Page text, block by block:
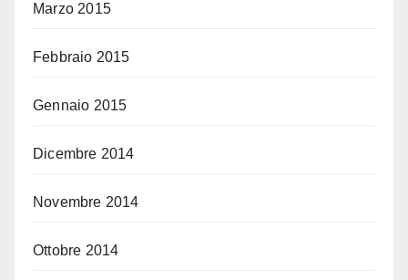
Marzo 2015
Febbraio 2015
Gennaio 2015
Dicembre 2014
Novembre 2014
Ottobre 2014